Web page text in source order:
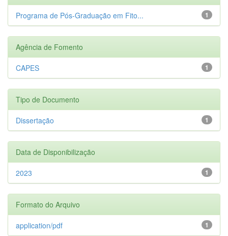
1
Programa de Pós-Graduação em Fito...
Agência de Fomento
1
CAPES
Tipo de Documento
1
Dissertação
Data de Disponibilização
1
2023
Formato do Arquivo
1
application/pdf